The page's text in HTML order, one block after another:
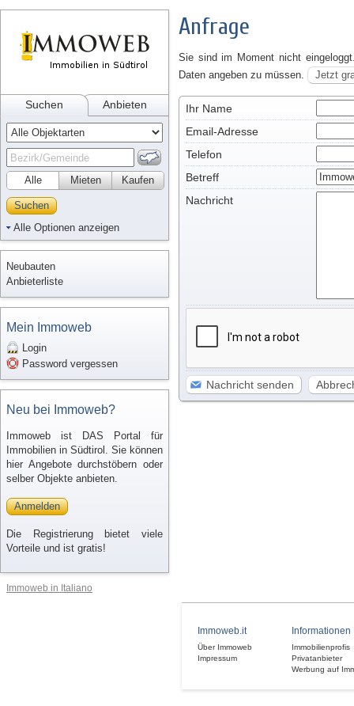
Suchen Anbieten
Alle Kaufen
Mieten
Suchen
Alle Optionen anzeigen
Neubauten
Anbieterliste
Mein Immoweb
Login
Password vergessen
Neu bei Immoweb?
Immoweb ist DAS Portal für
Immobilien in Südtirol. Sie können
hier Angebote durchstöbern oder
selber Objekte anbieten.
Anmelden
Die Registrierung bietet viele
Vorteile und ist gratis!
Immoweb in Italiano
Anfrage
Sie sind im Moment nicht
Daten angeben zu müssen.
Jetzt
Ihr Name
Email-Adresse
Telefon
Betreff
Nachricht
Nachricht senden
Immoweb.it
Über Immoweb
Impressum
Informationen
Immobilienprofis
Privatanbieter
Werbung auf